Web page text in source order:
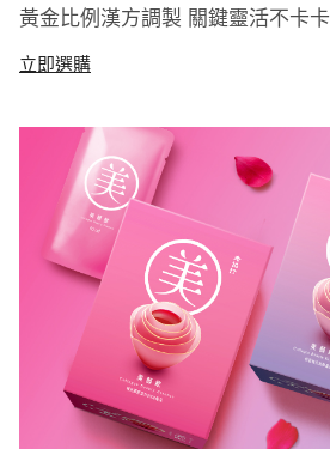
黃金比例漢方調製 關鍵靈活不卡卡
立即選購